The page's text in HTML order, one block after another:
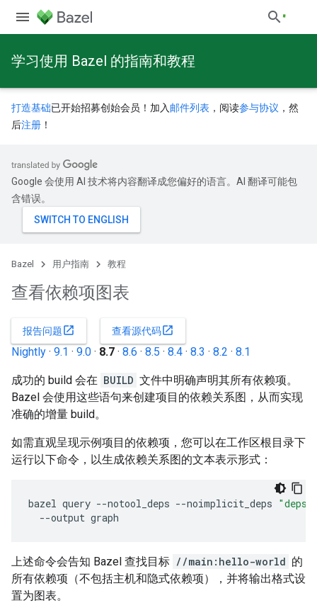
学习使用 Bazel 的指南和教程
打造基础已开始招募创始会员！加入 邮件列表 ，阅读参与协议 ，然
后注册 ！
Google 会使用 AI 技术将内容翻译成您偏好的语言。AI 翻译可能包
含错误。
Bazel 用户指南 教程
查看依赖项图表
报告问题open_in_new 查看源代码open_in_new
Nightly · 9.1 · 9.0 · 8.7 · 8.6 · 8.5 · 8.4 · 8.3 · 8.2 · 8.1
成功的 build 会在 BUILD 文件中明确声明其所有依赖项。
Bazel 会使用这些语句来创建项目的依赖关系图，从而实现
准确的增量 build。
如需直观呈现示例项目的依赖项，您可以在工作区根目录下
运行以下命令，以生成依赖关系图的文本表示形式：
bazel query --notool_deps --noimplicit_deps
--output graph
上述命令会告知 Bazel 查找目标 //main:hello-world 的
所有依赖项（不包括主机和隐式依赖项），并将输出格式设
置为图表。